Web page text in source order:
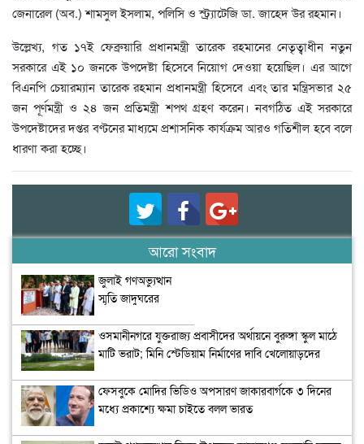
জেনারেল (অব.) শামসুল ইসলাম, পলিসি ও স্ট্র্যাটেজি ডা. জাহেদ উর রহমান।
উল্লেখ্য, গত ১৭ই ফেব্রুয়ারি প্রধানমন্ত্রী তারেক রহমানের নেতৃত্বাধীন নতুন
সরকারে এই ১০ জনকে উপদেষ্টা হিসেবে নিয়োগ দেওয়া হয়েছিল। এর আগে
বিএনপি চেয়ারম্যান তারেক রহমান প্রধানমন্ত্রী হিসেবে এবং তার মন্ত্রিসভার ২৫
জন পূর্ণমন্ত্রী ও ২৪ জন প্রতিমন্ত্রী শপথ গ্রহণ করেন। নবগঠিত এই সরকারে
উপদেষ্টাদের দপ্তর বণ্টনের মাধ্যমে প্রশাসনিক কার্যক্রম আরও গতিশীল হবে বলে
ধারণা করা হচ্ছে।
আরো সংবাদ
জুলাই গণঅভ্যুত্থান
স্মৃতি জাদুঘরের
ওসমানীনগরে যুক্তরাজ্য প্রবাসীদের অর্থায়নে বুরুঙ্গা স্কুল মাঠে
মাটি ভরাট; মিনি স্টেডিয়াম নির্মাণের দাবি খেলোয়াড়দের
ফেসবুকে মোদির ভিডিও অপসারণ জাকারবার্গকে ৩ দিনের
মধ্যে প্রকাশ্যে ক্ষমা চাইতে বলল ভারত